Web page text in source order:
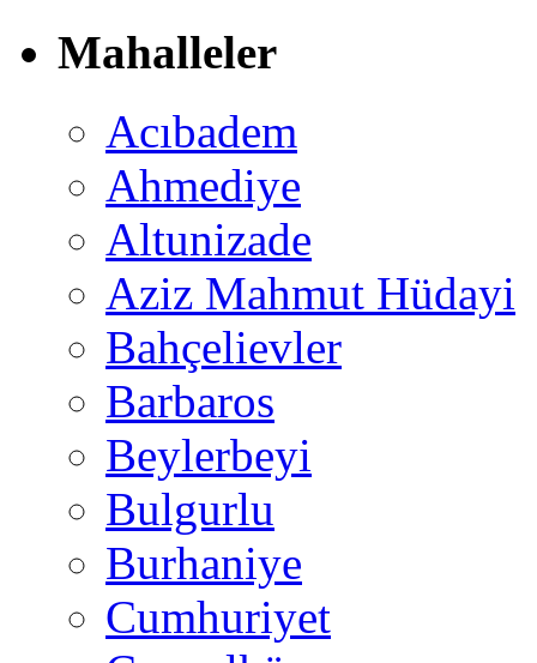
Mahalleler
Acıbadem
Ahmediye
Altunizade
Aziz Mahmut Hüdayi
Bahçelievler
Barbaros
Beylerbeyi
Bulgurlu
Burhaniye
Cumhuriyet